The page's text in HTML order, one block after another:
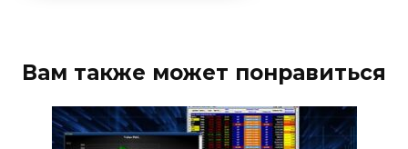
Вам также может понравиться